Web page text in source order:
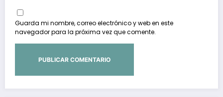
Guarda mi nombre, correo electrónico y web en este
navegador para la próxima vez que comente.